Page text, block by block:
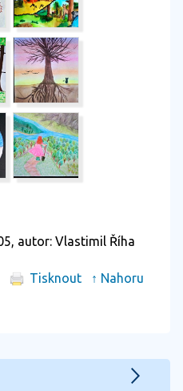
autor: Vlastimil Říha
Tisknout ↑ Nahoru